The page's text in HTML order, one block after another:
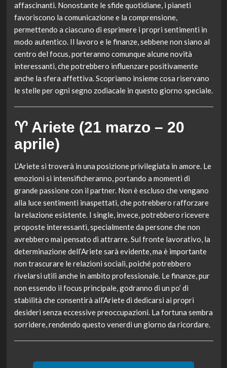
affascinanti. Nonostante le sfide quotidiane, i pianeti
favoriscono la comunicazione e la comprensione,
permettendo a ciascuno di esprimere i propri sentimenti in
modo autentico. Il lavoro e le finanze, sebbene non siano al
centro del focus, porteranno comunque alcune novità
interessanti, che potrebbero influenzare positivamente
anche la sfera affettiva. Scopriamo insieme cosa riservano
le stelle per ogni segno zodiacale in questo giorno speciale.
♈ Ariete (21 marzo – 20
aprile)
L’Ariete si troverà in una posizione privilegiata in amore. Le
emozioni si intensificheranno, portando a momenti di
grande passione con il partner. Non è escluso che vengano
alla luce sentimenti inaspettati, che potrebbero rafforzare
la relazione esistente. I single, invece, potrebbero ricevere
proposte interessanti, specialmente da persone che non
avrebbero mai pensato di attrarre. Sul fronte lavorativo, la
determinazione dell’Ariete sarà evidente, ma è importante
non trascurare le relazioni sociali, poiché potrebbero
rivelarsi utili anche in ambito professionale. Le finanze, pur
non essendo il focus principale, godranno di un po’ di
stabilità che consentirà all’Ariete di dedicarsi ai propri
desideri senza eccessive preoccupazioni. La fortuna sembra
sorridere, rendendo questo venerdì un giorno da ricordare.